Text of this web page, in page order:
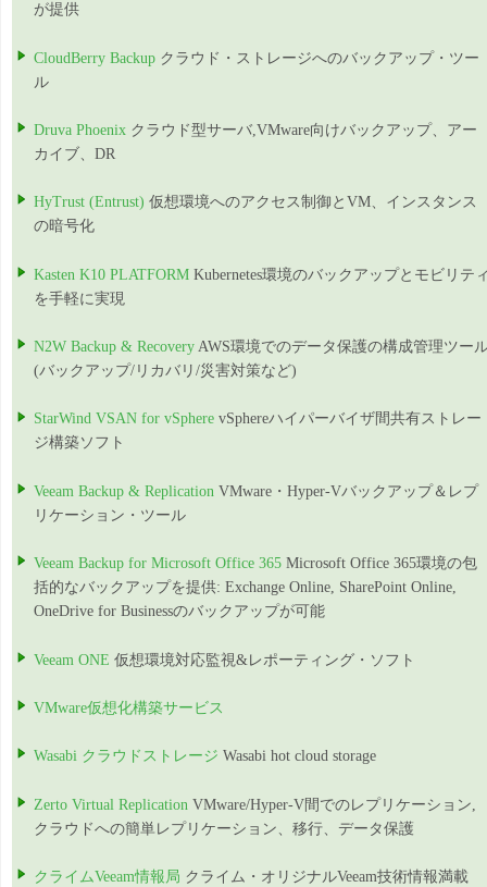
が提供
CloudBerry Backup クラウド・ストレージへのバックアップ・ツー
ル
Druva Phoenix クラウド型サーバ,VMware向けバックアップ、アー
カイブ、DR
HyTrust (Entrust) 仮想環境へのアクセス制御とVM、インスタンス
の暗号化
Kasten K10 PLATFORM Kubernetes環境のバックアップとモビリテ
を手軽に実現
N2W Backup & Recovery AWS環境でのデータ保護の構成管理ツー
(バックアップ/リカバリ/災害対策など)
StarWind VSAN for vSphere vSphereハイパーバイザ間共有ストレー
ジ構築ソフト
Veeam Backup & Replication VMware・Hyper-Vバックアップ＆レプ
リケーション・ツール
Veeam Backup for Microsoft Office 365 Microsoft Office 365環境の包
括的なバックアップを提供: Exchange Online, SharePoint Online,
OneDrive for Businessのバックアップが可能
Veeam ONE 仮想環境対応監視&レポーティング・ソフト
VMware仮想化構築サービス
Wasabi クラウドストレージ Wasabi hot cloud storage
Zerto Virtual Replication VMware/Hyper-V間でのレプリケーション,
クラウドへの簡単レプリケーション、移行、データ保護
クライムVeeam情報局 クライム・オリジナルVeeam技術情報満載